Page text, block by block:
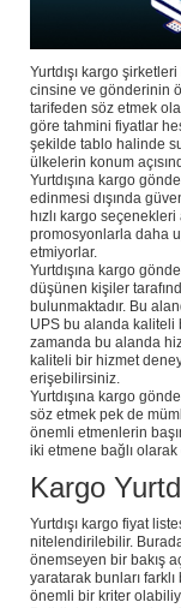
Yurtdışı kargo
cinsine ve gönderinin
tarifeden söz etmek
göre tahmini fiyatlar
şekilde tablo halinde
ülkelerin konum
Yurtdışına kargo
edinmesi dışında
hızlı kargo
promosyonlarla daha
etmiyorlar.
Yurtdışına kargo
düşünen kişiler
bulunmaktadır. Bu
UPS bu alanda kaliteli
zamanda bu alanda
kaliteli bir hizmet
erişebilirsiniz.
Yurtdışına kargo
söz etmek pek de
önemli etmenlerin
iki etmene bağlı
Kargo
Yurtdışı kargo fiyat
nitelendirilebilir.
önemseyen bir bakış
yaratarak bunları
önemli bir kriter